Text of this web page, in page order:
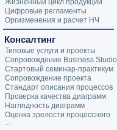
Жизненный цикл продукции
Цифровые регламенты
Оргизменения и расчет НЧ
Консалтинг
Типовые услуги и проекты
Сопровождение Business Studio
Стартовый семинар-практикум
Сопровождение проекта
Стандарт описания процессов
Проверка качества диаграмм
Наглядность диаграмм
Оценка зрелости процессного
...